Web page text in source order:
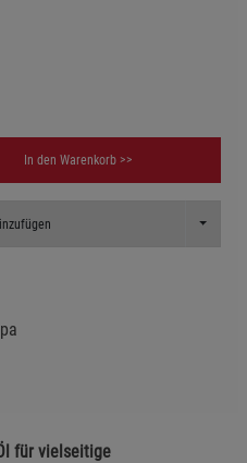
In den Warenkorb >>
Toggle
für vielseitige